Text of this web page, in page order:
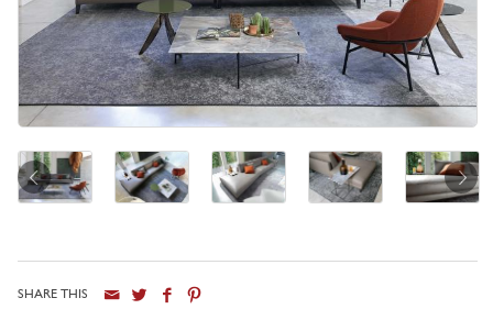
SHARE THIS